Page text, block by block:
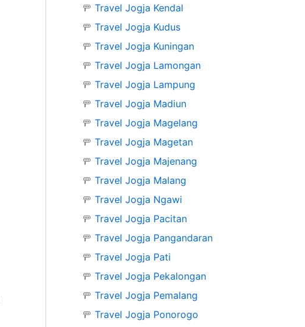
🚥 Travel Jogja Kendal
🚥 Travel Jogja Kudus
🚥 Travel Jogja Kuningan
🚥 Travel Jogja Lamongan
🚥 Travel Jogja Lampung
🚥 Travel Jogja Madiun
🚥 Travel Jogja Magelang
🚥 Travel Jogja Magetan
🚥 Travel Jogja Majenang
🚥 Travel Jogja Malang
🚥 Travel Jogja Ngawi
🚥 Travel Jogja Pacitan
🚥 Travel Jogja Pangandaran
🚥 Travel Jogja Pati
🚥 Travel Jogja Pekalongan
🚥 Travel Jogja Pemalang
🚥 Travel Jogja Ponorogo